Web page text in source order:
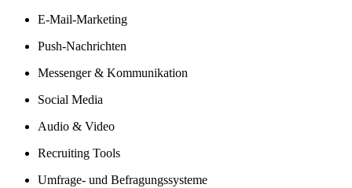
E-Mail-Marketing
Push-Nachrichten
Messenger & Kommunikation
Social Media
Audio & Video
Recruiting Tools
Umfrage- und Befragungssysteme